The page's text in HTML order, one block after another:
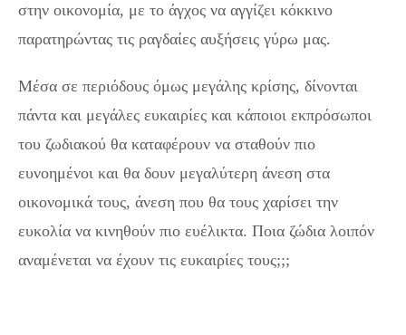
στην οικονομία, με το άγχος να αγγίζει κόκκινο
παρατηρώντας τις ραγδαίες αυξήσεις γύρω μας.
Μέσα σε περιόδους όμως μεγάλης κρίσης, δίνονται
πάντα και μεγάλες ευκαιρίες και κάποιοι εκπρόσωποι
του ζωδιακού θα καταφέρουν να σταθούν πιο
ευνοημένοι και θα δουν μεγαλύτερη άνεση στα
οικονομικά τους, άνεση που θα τους χαρίσει την
ευκολία να κινηθούν πιο ευέλικτα. Ποια ζώδια λοιπόν
αναμένεται να έχουν τις ευκαιρίες τους;;;